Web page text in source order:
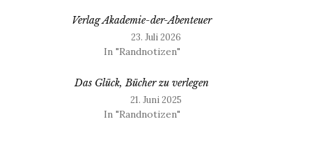
Verlag Akademie-der-Abenteuer
23. Juli 2026
In "Randnotizen"
Das Glück, Bücher zu verlegen
21. Juni 2025
In "Randnotizen"